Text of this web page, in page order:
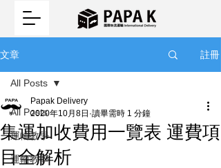
文章 註冊
All Posts
運輸教學
運輸教學
All Posts
集運加收費用一覽表 運費項
目全解析
Papak Delivery
2020年10月8日 讀畢需時 1 分鐘